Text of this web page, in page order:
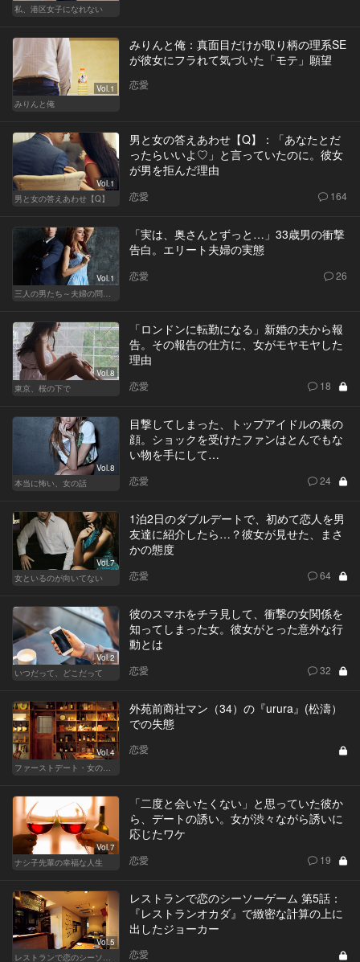
私、港区女子になれない
Vol.1
みりんと俺
みりんと俺：真面目だけが取り柄の理系SE
が彼女にフラれて気づいた「モテ」願望
恋愛
Vol.1
男と女の答えあわせ【Q】
男と女の答えあわせ【Q】：「あなたとだ
ったらいいよ♡」と言っていたのに。彼女
が男を拒んだ理由
恋愛 164
Vol.1
「実は、奥さんとずっと…」33歳男の衝撃
告白。エリート夫婦の実態
恋愛 26
Vol.8
東京、桜の下で
「ロンドンに転勤になる」新婚の夫から報
告。その報告の仕方に、女がモヤモヤした
理由
恋愛 18
Vol.8
本当に怖い、女の話
目撃してしまった、トップアイドルの裏の
顔。ショックを受けたファンはとんでもな
い物を手にして…
恋愛 24
Vol.7
女といるのが向いてない
1泊2日のダブルデートで、初めて恋人を男
友達に紹介したら…？彼女が見せた、まさ
かの態度
恋愛 64
Vol.2
いつだって、どこだって
彼のスマホをチラ見して、衝撃の女関係を
知ってしまった女。彼女がとった意外な行
動とは
恋愛 32
Vol.4
外苑前商社マン（34）の『urura』(松濤）
での失態
恋愛
Vol.7
ナシ子先輩の幸福な人生
「二度と会いたくない」と思っていた彼か
ら、デートの誘い。女が渋々ながら誘いに
応じたワケ
恋愛 19
Vol.5
レストランで恋のシーソーゲーム 第5話：
『レストランオカダ』で緻密な計算の上に
出したジョーカー
恋愛